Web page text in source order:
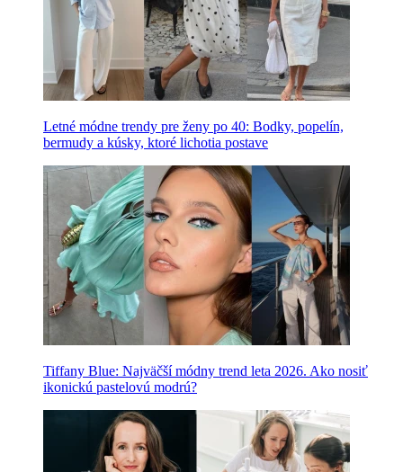
Letné módne trendy pre ženy po 40: Bodky, popelín,
bermudy a kúsky, ktoré lichotia postave
Tiffany Blue: Najväčší módny trend leta 2026. Ako nosiť
ikonickú pastelovú modrú?